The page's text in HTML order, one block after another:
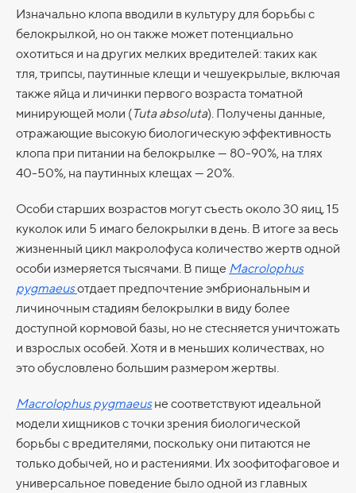
Изначально клопа вводили в культуру для борьбы с
белокрылкой, но он также может потенциально
охотиться и на других мелких вредителей: таких как
тля, трипсы, паутинные клещи и чешуекрылые, включая
также яйца и личинки первого возраста томатной
минирующей моли (Tuta absoluta). Получены данные,
отражающие высокую биологическую эффективность
клопа при питании на белокрылке — 80-90%, на тлях
40-50%, на паутинных клещах — 20%.
Особи старших возрастов могут съесть около 30 яиц, 15
куколок или 5 имаго белокрылки в день. В итоге за весь
жизненный цикл макролофуса количество жертв одной
особи измеряется тысячами. В пище Macrolophus
pygmaeusотдает предпочтение эмбриональным и
личиночным стадиям белокрылки в виду более
доступной кормовой базы, но не стесняется уничтожать
и взрослых особей. Хотя и в меньших количествах, но
это обусловлено большим размером жертвы.
Macrolophus pygmaeusне соответствуют идеальной
модели хищников с точки зрения биологической
борьбы с вредителями, поскольку они питаются не
только добычей, но и растениями. Их зоофитофаговое и
универсальное поведение было одной из главных